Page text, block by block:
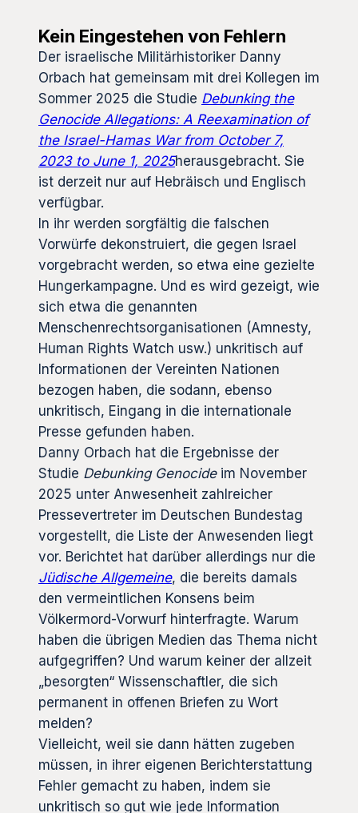
Kein Eingestehen von Fehlern
Der israelische Militärhistoriker Danny
Orbach hat gemeinsam mit drei Kollegen im
Sommer 2025 die Studie Debunking the
Genocide Allegations: A Reexamination of
the Israel-Hamas War from October 7,
2023 to June 1, 2025herausgebracht. Sie
ist derzeit nur auf Hebräisch und Englisch
verfügbar.
In ihr werden sorgfältig die falschen
Vorwürfe dekonstruiert, die gegen Israel
vorgebracht werden, so etwa eine gezielte
Hungerkampagne. Und es wird gezeigt, wie
sich etwa die genannten
Menschenrechtsorganisationen (Amnesty,
Human Rights Watch usw.) unkritisch auf
Informationen der Vereinten Nationen
bezogen haben, die sodann, ebenso
unkritisch, Eingang in die internationale
Presse gefunden haben.
Danny Orbach hat die Ergebnisse der
Studie Debunking Genocideim November
2025 unter Anwesenheit zahlreicher
Pressevertreter im Deutschen Bundestag
vorgestellt, die Liste der Anwesenden liegt
vor. Berichtet hat darüber allerdings nur die
Jüdische Allgemeine, die bereits damals
den vermeintlichen Konsens beim
Völkermord-Vorwurf hinterfragte. Warum
haben die übrigen Medien das Thema nicht
aufgegriffen? Und warum keiner der allzeit
„besorgten“ Wissenschaftler, die sich
permanent in offenen Briefen zu Wort
melden?
Vielleicht, weil sie dann hätten zugeben
müssen, in ihrer eigenen Berichterstattung
Fehler gemacht zu haben, indem sie
unkritisch so gut wie jede Information